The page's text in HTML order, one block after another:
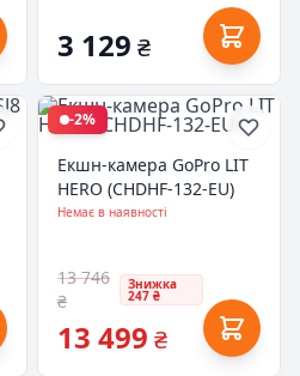
3 129 ₴
-2%
Екшн-камера GoPro LIT
HERO (CHDHF-132-EU)
Немає в наявності
13 746
₴
Знижка
247 ₴
13 499 ₴